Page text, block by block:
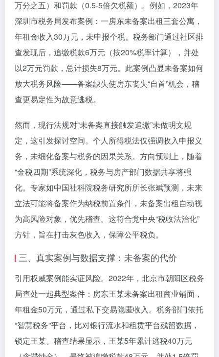
万分之五）和罚款（0.5-5倍欠税额）。例如，2023年
深圳市税务局发布案例：一房东未备案出租三套公寓，
年租金收入30万元，未申报个税。税务部门通过社区排
查发现后，追缴税款6万元（按20%税率计算），并处
以2万元罚款，总计损失8万元。此案例凸显未备案如何
放大税务风险——备案缺失使房东丧失“自首”机会，稽
查更易定性为故意逃税。
然而，现行法规对“未备案直接触发追缴”未做明文规
定，这引发探讨空间。个人所得税法仅强调收入申报义
务，未细化备案与税务的因果关系。方向预测上，随着
“金税四期”系统深化，税务与房产部门数据共享将强
化。专家如中国社科院税务研究所所长张斌预测，未来
立法可能将备案作为纳税前置条件，未备案出租自动视
为高风险对象，优先稽查。这符合党中央“税收法治化”
方针，旨在打击灰色收入，保障公平税负。
三、真实案例与数据支撑：未备案的代价
引用权威案例能实证风险。2022年，北京市朝阳区税务
局查处一起典型案件：房东王某未备案出租商业铺面，
年租金50万元，通过私下交易隐匿收入。税务部门依托
“智慧税务”平台，比对银行流水和租赁平台残留数据，
锁定王某。稽查结果显示，王某5年累计逃税40万元